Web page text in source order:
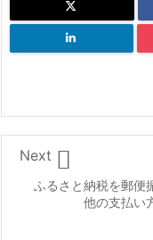
ふるさと納税を郵便
他の支払い

Next